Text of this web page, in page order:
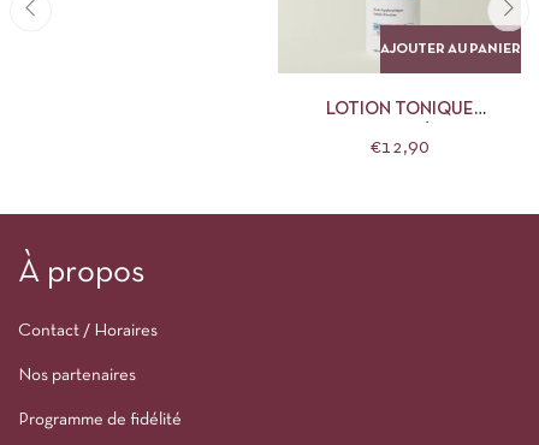
AJOUTER AU PANIER
LOTION TONIQUE
VIVIEN 150 ML
€12,90
À propos
Contact / Horaires
Nos partenaires
Programme de fidélité